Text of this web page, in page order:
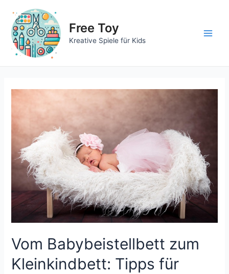
Inhalt
springen
Free Toy
Kreative Spiele für Kids
Vom Babybeistellbett zum
Kleinkindbett: Tipps für